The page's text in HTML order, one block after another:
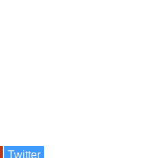
Twitter